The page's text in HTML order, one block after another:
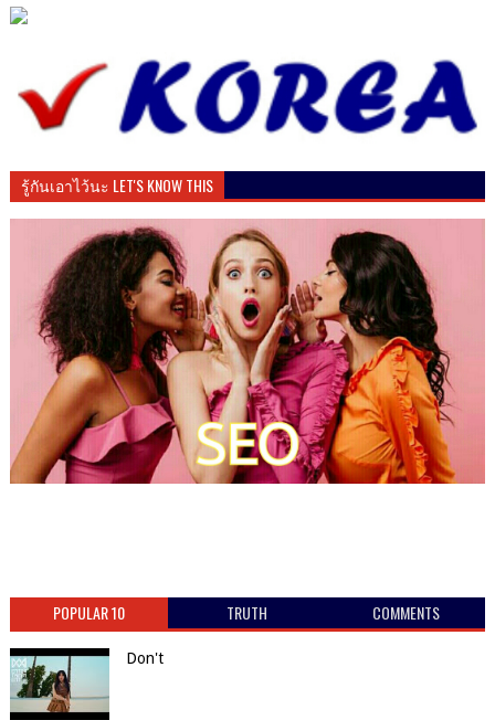
รู้กันเอาไว้นะ LET'S KNOW THIS
POPULAR 10 TRUTH COMMENTS
Don't